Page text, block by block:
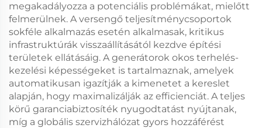
megakadályozza a potenciális problémákat, mielőtt
felmerülnek. A versengő teljesítménycsoportok
sokféle alkalmazás esetén alkalmasak, kritikus
infrastruktúrák visszaállításától kezdve építési
területek ellátásáig. A generátorok okos terhelés-
kezelési képességeket is tartalmaznak, amelyek
automatikusan igazítják a kimenetet a kereslet
alapján, hogy maximalizálják az efficienciát. A teljes
körű garanciabiztosíték nyugodtatást nyújtanak,
míg a globális szervizhálózat gyors hozzáférést